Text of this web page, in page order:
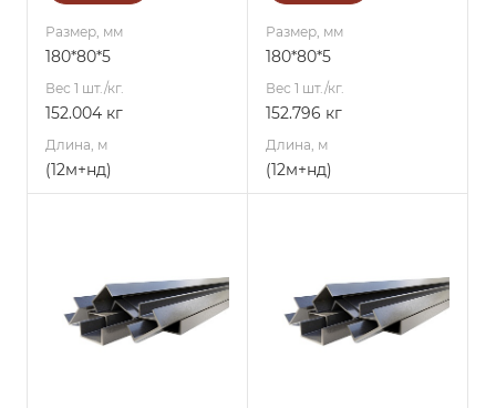
Размер, мм
180*80*5
Вес 1 шт./кг.
152.004 кг
Длина, м
(12м+нд)
Размер, мм
180*80*5
Вес 1 шт./кг.
152.796 кг
Длина, м
(12м+нд)